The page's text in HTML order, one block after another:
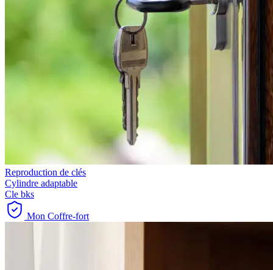
Reproduction de clés
Cylindre adaptable
Cle bks
Mon Coffre-fort